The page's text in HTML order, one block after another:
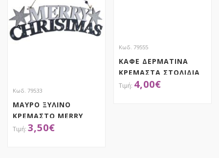
Κωδ. 79533
ΜΑΥΡΟ ΞΥΛΙΝΟ
ΚΡΕΜΑΣΤΟ MERRY
CHRISTMAS 41Χ13ΕΚ
3,50€
Κωδ. 79555
ΚΑΦΕ ΔΕΡΜΑΤΙΝΑ
ΚΡΕΜΑΣΤΑ ΣΤΟΛΙΔΙΑ
8ΕΚ ΣΕΤ 4 ΣΕ ΚΟΥΤΙ
4,00€